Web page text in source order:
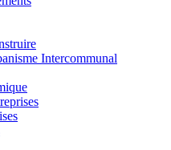
Intercommunal